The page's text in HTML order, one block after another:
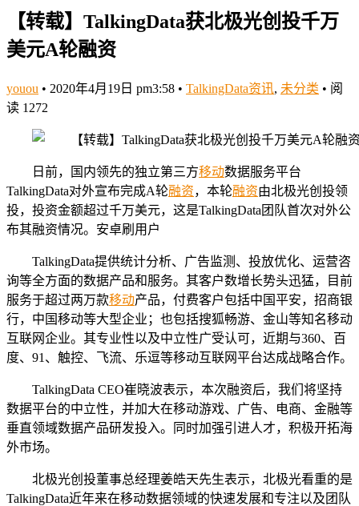
【转载】TalkingData获北极光创投千万
美元A轮融资
youou • 2020年4月19日 pm3:58 • TalkingData资讯, 未分类 • 阅
读 1272
日前，国内领先的独立第三方移动数据服务平台
TalkingData对外宣布完成A轮融资，本轮融资由北极光创投领
投，投资金额超过千万美元，这是TalkingData团队首次对外公
布其融资情况。安卓刷用户
TalkingData提供统计分析、广告监测、投放优化、运营咨
询等全方面的数据产品和服务。其客户数增长势头迅猛，目前
服务于超过两万款移动产品，付费客户包括中国平安，招商银
行，中国移动等大型企业；也包括搜狐畅游、金山等知名移动
互联网企业。其专业性以及中立性广受认可，近期与360、百
度、91、触控、飞流、乐逗等移动互联网平台达成战略合作。
TalkingData CEO崔晓波表示，本次融资后，我们将坚持
数据平台的中立性，并加大在移动游戏、广告、电商、金融等
垂直领域数据产品研发投入。同时加强引进人才，积极开拓海
外市场。
北极光创投董事总经理姜皓天先生表示，北极光看重的是
TalkingData近年来在移动数据领域的快速发展和专注以及团队